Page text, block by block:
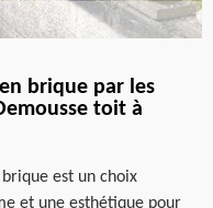
brique par les
toit à
est un choix
et une esthétique pour